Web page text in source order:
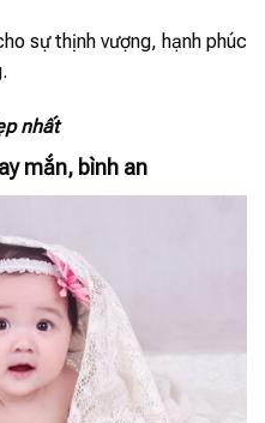
sự thịnh vượng, hạnh phúc
nhất
mắn, bình an